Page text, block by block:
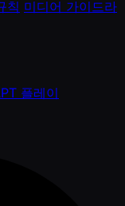
칙 미디어 가이드라
플레이